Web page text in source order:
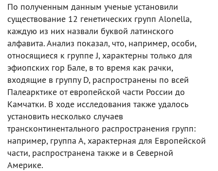
По полученным данным ученые установили
существование 12 генетических групп Alonella,
каждую из них назвали буквой латинского
алфавита. Анализ показал, что, например, особи,
относящиеся к группе J, характерны только для
эфиопских гор Бале, в то время как рачки,
входящие в группу D, распространены по всей
Палеарктике от европейской части России до
Камчатки. В ходе исследования также удалось
установить несколько случаев
трансконтинентального распространения групп:
например, группа А, характерная для Европейской
части, распространена также и в Северной
Америке.